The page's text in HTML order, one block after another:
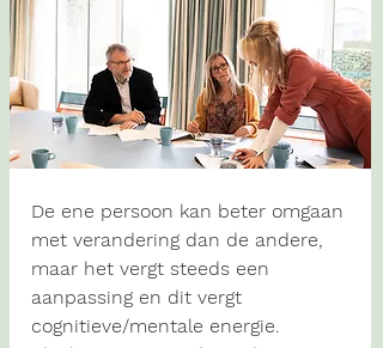
De ene persoon kan beter omgaan
met verandering dan de andere,
maar het vergt steeds een
aanpassing en dit vergt
cognitieve/mentale energie.